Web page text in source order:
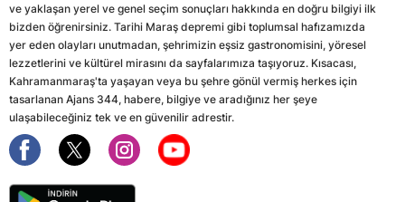
ve yaklaşan yerel ve genel seçim sonuçları hakkında en doğru bilgiyi ilk
bizden öğrenirsiniz. Tarihi Maraş depremi gibi toplumsal hafızamızda
yer eden olayları unutmadan, şehrimizin eşsiz gastronomisini, yöresel
lezzetlerini ve kültürel mirasını da sayfalarımıza taşıyoruz. Kısacası,
Kahramanmaraş'ta yaşayan veya bu şehre gönül vermiş herkes için
tasarlanan Ajans 344, habere, bilgiye ve aradığınız her şeye
ulaşabileceğiniz tek ve en güvenilir adrestir.